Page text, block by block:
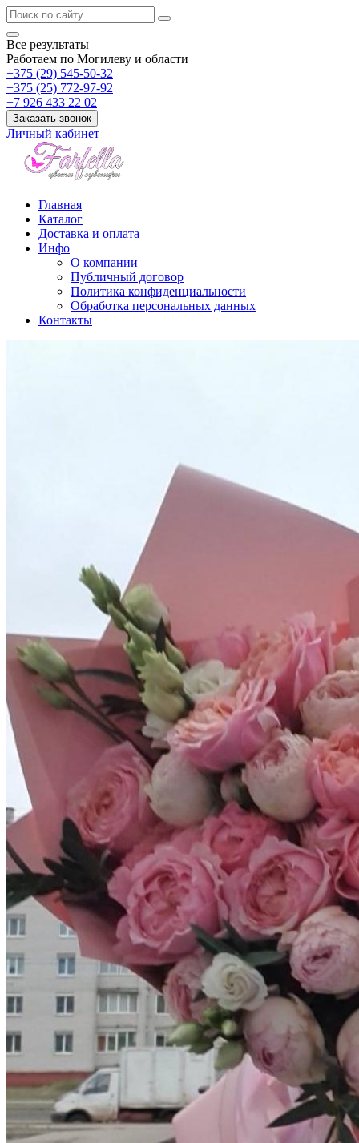
Все результаты
Работаем по Могилеву и области
+375 (29) 545-50-32
+375 (25) 772-97-92
+7 926 433 22 02
Заказать звонок
Личный кабинет
Главная
Каталог
Доставка и оплата
Инфо
О компании
Публичный договор
Политика конфиденциальности
Обработка персональных данных
Контакты